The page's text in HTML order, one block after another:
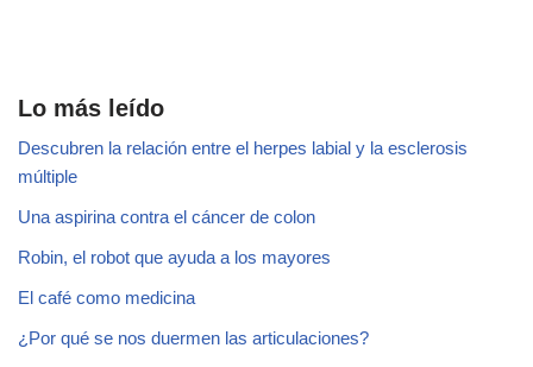
Lo más leído
Descubren la relación entre el herpes labial y la esclerosis
múltiple
Una aspirina contra el cáncer de colon
Robin, el robot que ayuda a los mayores
El café como medicina
¿Por qué se nos duermen las articulaciones?